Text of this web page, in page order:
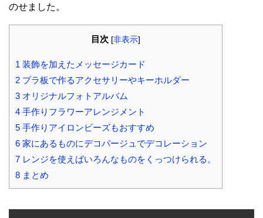
のせました。
目次 [非表示]
1 装飾を加えたメッセージカード
2 プラ板で作るアクセサリーやキーホルダー
3 オリジナルフォトアルバム
4 手作りフラワーアレンジメント
5 手作りアイロンビーズもおすすめ
6 家にあるものにデコパージュでデコレーション
7 レンジを使えばいろんなものをくっつけられる。
8 まとめ